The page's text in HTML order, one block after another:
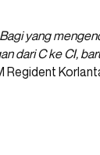
yang
dari C ke CI,
Regident